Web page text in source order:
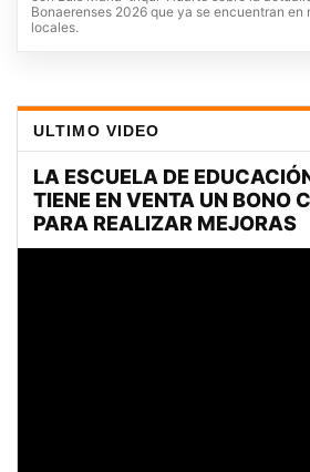
Bonaerenses 2026 que ya se encuentran en
locales.
ULTIMO VIDEO